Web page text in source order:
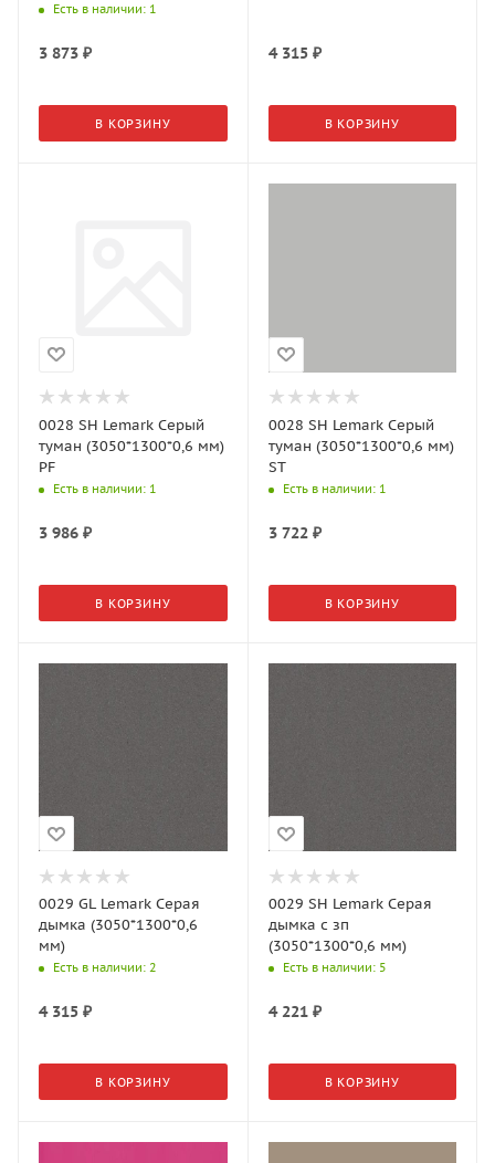
заказ)
Есть в наличии: 1
3 873 ₽
В КОРЗИНУ
4 315₽
В КОРЗИНУ
0028 SH Lemark Серый
туман (3050*1300*0,6 мм)
PF
Есть в наличии: 1
3 986 ₽
В КОРЗИНУ
0028 SH Lemark Серый
туман (3050*1300*0,6 мм)
ST
Есть в наличии: 1
3 722₽
В КОРЗИНУ
0029 GL Lemark Серая
дымка (3050*1300*0,6
мм)
Есть в наличии: 2
4 315 ₽
В КОРЗИНУ
0029 SH Lemark Серая
дымка с зп
(3050*1300*0,6 мм)
Есть в наличии: 5
4 221₽
В КОРЗИНУ